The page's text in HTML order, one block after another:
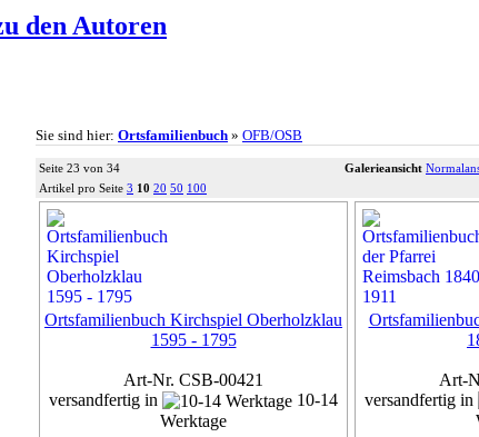
den Autoren
Sie sind hier: Ortsfamilienbuch » OFB/OSB
Seite 23 von 34 Galerieansicht
Artikel pro Seite 3 10 20 50 100
Ortsfamilienbuch Kirchspiel Oberholzklau
1595 - 1795
Art-Nr. CSB-00421
versandfertig in
10-14
Werktage
Art-
versandfertig in